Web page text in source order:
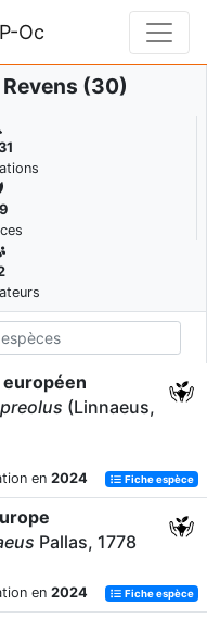
Oc
(30)
(Linnaeus,
en 2024 Fiche espèce
Pallas, 1778
en 2024 Fiche espèce